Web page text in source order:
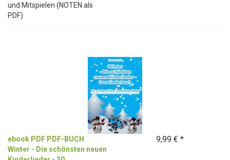
und Mitspielen (NOTEN als
PDF)
ebook PDF PDF-BUCH
Winter - Die schönsten neuen
9,99 € *